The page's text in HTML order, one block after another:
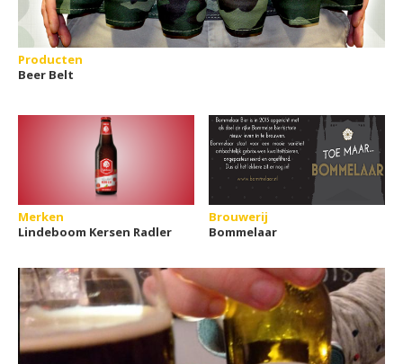
Producten
Beer Belt
Merken
Lindeboom Kersen Radler
Brouwerij
Bommelaar